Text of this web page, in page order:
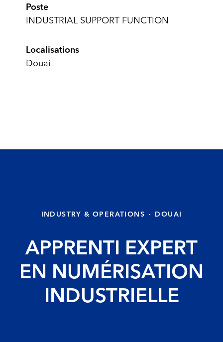
Poste
INDUSTRIAL SUPPORT FUNCTION
Localisations
Douai
INDUSTRY & OPERATIONS · DOUAI
APPRENTI EXPERT
EN NUMÉRISATION
INDUSTRIELLE